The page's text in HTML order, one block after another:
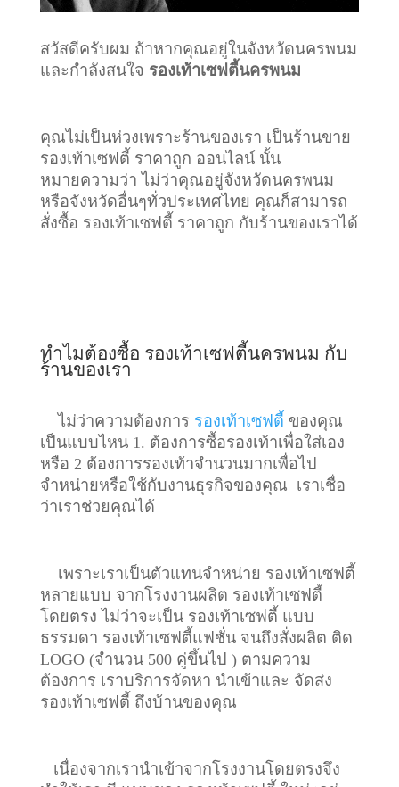
สวัสดีครับผม ถ้าหากคุณอยู่ในจังหวัดนครพนม
และกำลังสนใจ รองเท้าเซฟตี้นครพนม
คุณไม่เป็นห่วงเพราะร้านของเรา เป็นร้านขาย
รองเท้าเซฟตี้ ราคาถูก ออนไลน์ นั้น
หมายความว่า ไม่ว่าคุณอยู่จังหวัดนครพนม
หรือจังหวัดอื่นๆทั่วประเทศไทย คุณก็สามารถ
สั่งซื้อ รองเท้าเซฟตี้ ราคาถูก กับร้านของเราได้
ทำไมต้องซื้อ รองเท้าเซฟตี้นครพนม กับ
ร้านของเรา
ไม่ว่าความต้องการ รองเท้าเซฟตี้ ของคุณ
เป็นแบบไหน 1. ต้องการซื้อรองเท้าเพื่อใส่เอง
หรือ 2 ต้องการรองเท้าจำนวนมากเพื่อไป
จำหน่ายหรือใช้กับงานธุรกิจของคุณ เราเชื่อ
ว่าเราช่วยคุณได้
เพราะเราเป็นตัวแทนจำหน่าย รองเท้าเซฟตี้
หลายแบบ จากโรงงานผลิต รองเท้าเซฟตี้
โดยตรง ไม่ว่าจะเป็น รองเท้าเซฟตี้ แบบ
ธรรมดา รองเท้าเซฟตี้แฟชั่น จนถึงสั่งผลิต ติด
LOGO (จำนวน 500 คู่ขึ้นไป ) ตามความ
ต้องการ เราบริการจัดหา นำเข้าและ จัดส่ง
รองเท้าเซฟตี้ ถึงบ้านของคุณ
เนื่องจากเรานำเข้าจากโรงงานโดยตรงจึง